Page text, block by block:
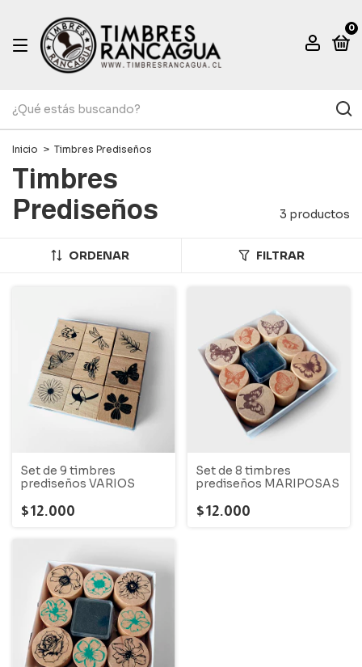
0
Inicio > Timbres Prediseños
Timbres
Prediseños
3 productos
ORDENAR FILTRAR
Set de 9 timbres
prediseños VARIOS
$12.000
Set de 8 timbres
prediseños MARIPOSAS
$12.000